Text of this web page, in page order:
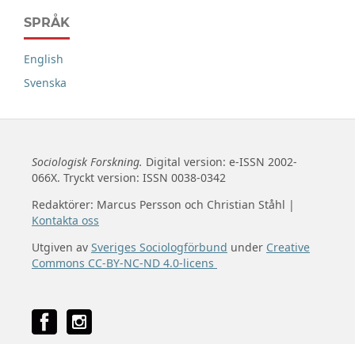
SPRÅK
English
Svenska
Sociologisk Forskning. Digital version: e-ISSN 2002-
066X. Tryckt version: ISSN 0038-0342
Redaktörer: Marcus Persson och Christian Ståhl |
Kontakta oss
Utgiven av Sveriges Sociologförbund under Creative
Commons CC-BY-NC-ND 4.0-licens